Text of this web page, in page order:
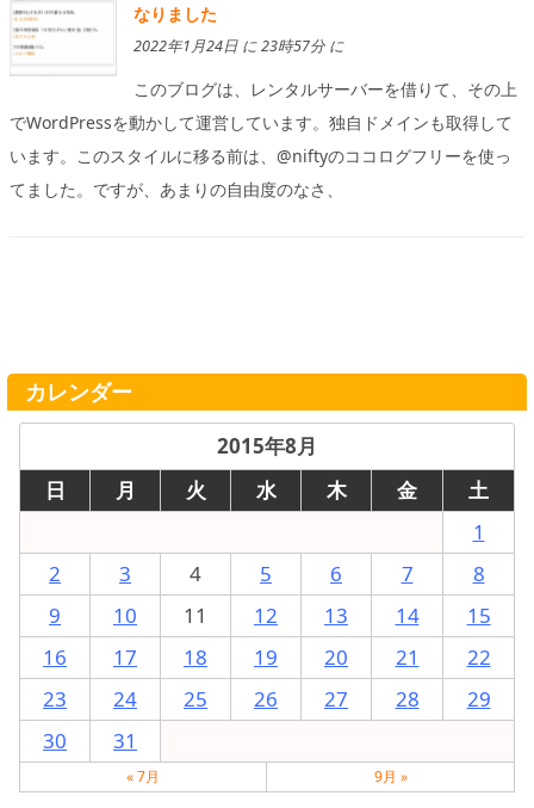
なりました
2022年1月24日 に 23時57分 に
このブログは、レンタルサーバーを借りて、その上
でWordPressを動かして運営しています。独自ドメインも取得して
います。このスタイルに移る前は、@niftyのココログフリーを使っ
てました。ですが、あまりの自由度のなさ、
カレンダー
2015年8月
日
月 火 水 木 金
土
1
2
3 4 5 6 7
8
9
10 11 12 13 14
15
16
17 18 19 20 21
22
23
24 25 26 27 28
29
30
31
« 7月 9月 »